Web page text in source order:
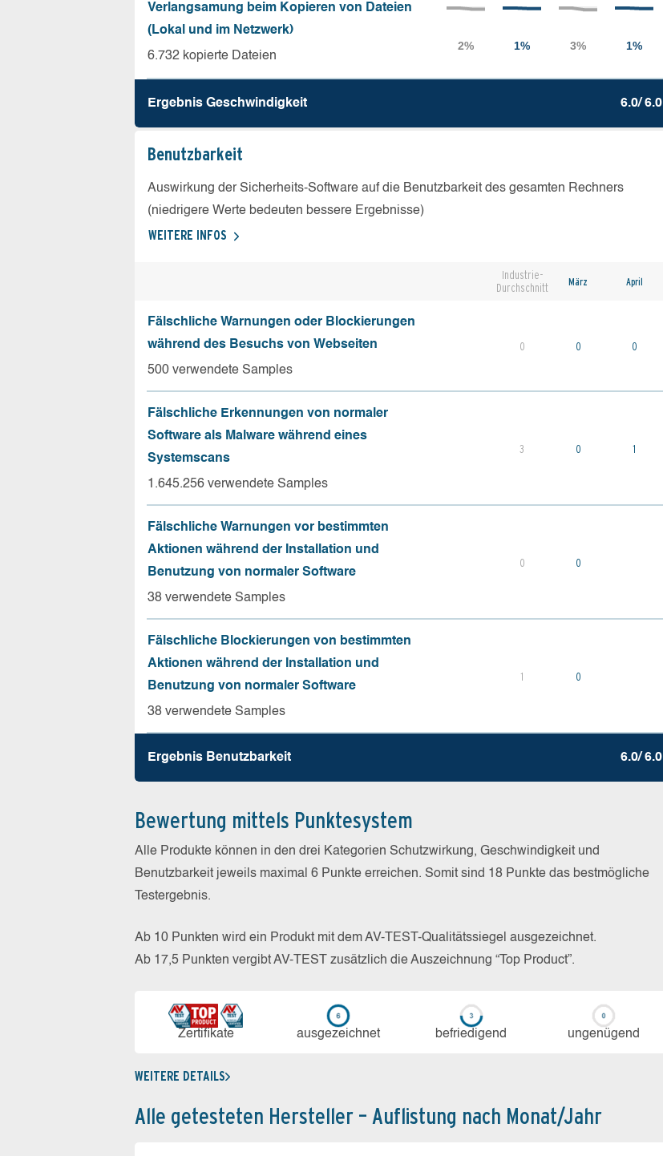
Verlangsamung beim Kopieren von Dateien
(Lokal und im Netzwerk)
6.732 kopierte Dateien
Ergebnis Geschw­indigkeit 6.0/ 6.0
Benutz­barkeit
Auswirkung der Sicherheits-Software auf die Benutzbarkeit des gesamten Rechners
(niedrigere Werte bedeuten bessere Ergebnisse)
WEITERE INFOS
Industrie-
Durchschnitt
März April
Fälschliche Warnungen oder Blockierungen
während des Besuchs von Webseiten
500 verwendete Samples
0 0 0
Fälschliche Erkennungen von normaler
Software als Malware während eines
Systemscans
1.645.256 verwendete Samples
3 0 1
Fälschliche Warnungen vor bestimmten
Aktionen während der Installation und
Benutzung von normaler Software
38 verwendete Samples
0 0
Fälschliche Blockierungen von bestimmten
Aktionen während der Installation und
Benutzung von normaler Software
38 verwendete Samples
1 0
Ergebnis Benutz­barkeit 6.0/ 6.0
Bewertung mittels Punktesystem
Alle Produkte können in den drei Kategorien Schutzwirkung, Geschwindigkeit und
Benutzbarkeit jeweils maximal 6 Punkte erreichen. Somit sind 18 Punkte das bestmögliche
Testergebnis.
Ab 10 Punkten wird ein Produkt mit dem AV-TEST-Qualitätssiegel ausgezeichnet.
Ab 17,5 Punkten vergibt AV-TEST zusätzlich die Auszeichnung “Top Product”.
Zerti­fikate aus­ge­zeich­net be­frie­di­gend un­ge­nü­gend
WEITERE DETAILS
Alle getesteten Hersteller – Auflistung nach Monat/Jahr